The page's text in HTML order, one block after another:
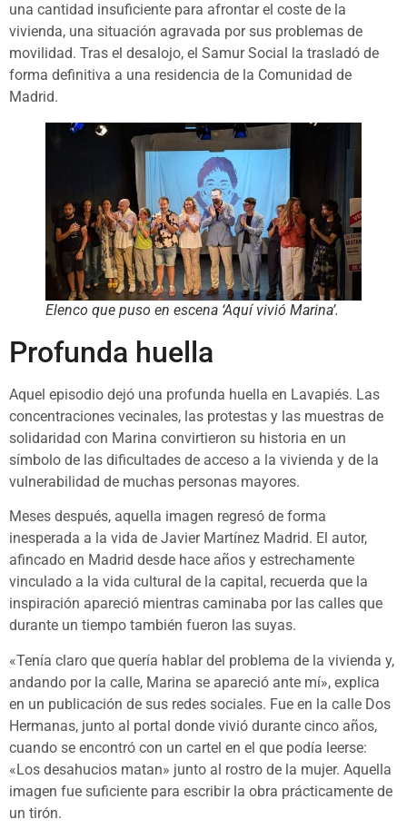
una cantidad insuficiente para afrontar el coste de la
vivienda, una situación agravada por sus problemas de
movilidad. Tras el desalojo, el Samur Social la trasladó de
forma definitiva a una residencia de la Comunidad de
Madrid.
Elenco que puso en escena ‘Aquí vivió Marina’.
Profunda huella
Aquel episodio dejó una profunda huella en Lavapiés. Las
concentraciones vecinales, las protestas y las muestras de
solidaridad con Marina convirtieron su historia en un
símbolo de las dificultades de acceso a la vivienda y de la
vulnerabilidad de muchas personas mayores.
Meses después, aquella imagen regresó de forma
inesperada a la vida de Javier Martínez Madrid. El autor,
afincado en Madrid desde hace años y estrechamente
vinculado a la vida cultural de la capital, recuerda que la
inspiración apareció mientras caminaba por las calles que
durante un tiempo también fueron las suyas.
«Tenía claro que quería hablar del problema de la vivienda y,
andando por la calle, Marina se apareció ante mí», explica
en un publicación de sus redes sociales. Fue en la calle Dos
Hermanas, junto al portal donde vivió durante cinco años,
cuando se encontró con un cartel en el que podía leerse:
«Los desahucios matan» junto al rostro de la mujer. Aquella
imagen fue suficiente para escribir la obra prácticamente de
un tirón.